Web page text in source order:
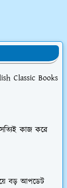
Classic Books
কাজ করে
বড় আপডেট